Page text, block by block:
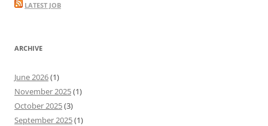
LATEST JOB
ARCHIVE
June 2026(1)
November 2025(1)
October 2025(3)
September 2025(1)